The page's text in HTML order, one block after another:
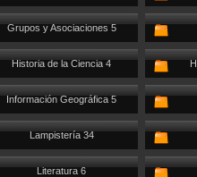
Grupos y Asociaciones 5
Historia de la Ciencia 4
Información Geográfica 5
Lampistería 34
Literatura 6